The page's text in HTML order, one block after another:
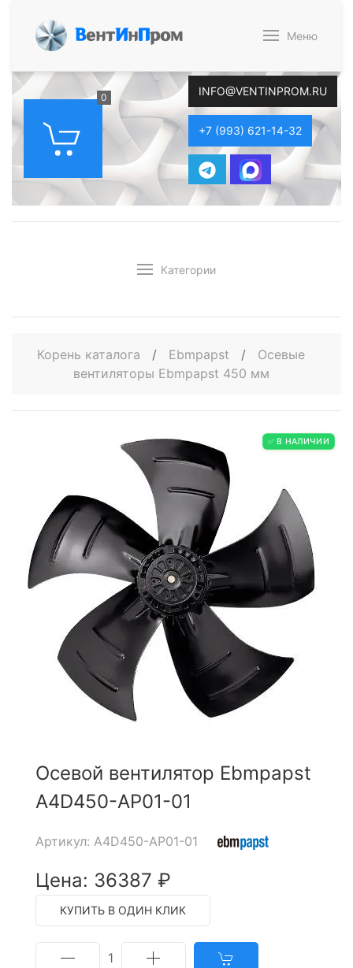
ВентИнПром Меню
0 INFO@VENTINPROM.RU
+7 (993) 621-14-32
Категории
Корень каталога / Ebmpapst /
Осевые
вентиляторы Ebmpapst 450 мм
✅ В НАЛИЧИИ
Осевой вентилятор Ebmpapst
A4D450-AP01-01
Артикул: A4D450-AP01-01
Цена: 36387 ₽
КУПИТЬ В ОДИН КЛИК
1